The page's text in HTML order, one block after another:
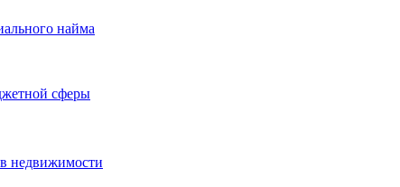
найма
сферы
недвижимости